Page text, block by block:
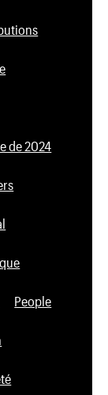
de 2024
People